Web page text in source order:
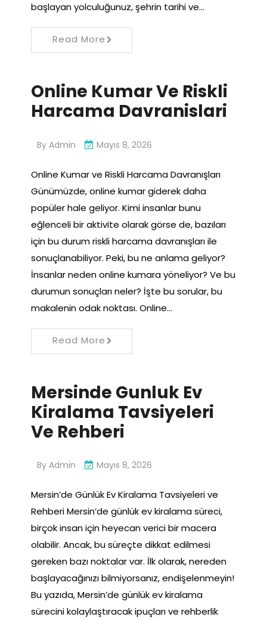
başlayan yolculuğunuz, şehrin tarihi ve…
Read More
Online Kumar Ve Riskli
Harcama Davranislari
By Admin Mayıs 8, 2026
Online Kumar ve Riskli Harcama Davranışları
Günümüzde, online kumar giderek daha
popüler hale geliyor. Kimi insanlar bunu
eğlenceli bir aktivite olarak görse de, bazıları
için bu durum riskli harcama davranışları ile
sonuçlanabiliyor. Peki, bu ne anlama geliyor?
İnsanlar neden online kumara yöneliyor? Ve bu
durumun sonuçları neler? İşte bu sorular, bu
makalenin odak noktası. Online…
Read More
Mersinde Gunluk Ev
Kiralama Tavsiyeleri
Ve Rehberi
By Admin Mayıs 8, 2026
Mersin’de Günlük Ev Kiralama Tavsiyeleri ve
Rehberi Mersin’de günlük ev kiralama süreci,
birçok insan için heyecan verici bir macera
olabilir. Ancak, bu süreçte dikkat edilmesi
gereken bazı noktalar var. İlk olarak, nereden
başlayacağınızı bilmiyorsanız, endişelenmeyin!
Bu yazıda, Mersin’de günlük ev kiralama
sürecini kolaylaştıracak ipuçları ve rehberlik